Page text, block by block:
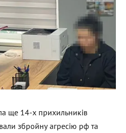
ще 14-х прихильників
збройну агресію рф та